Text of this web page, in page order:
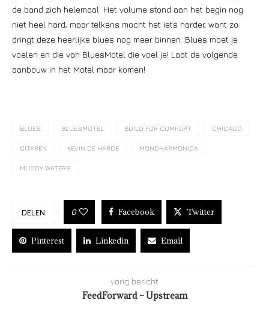
de band zich helemaal. Het volume stond aan het begin nog
niet heel hard, maar telkens mocht het iets harder, want zo
dringt deze heerlijke blues nog meer binnen. Blues moet je
voelen en die van BluesMotel die voel je! Laat de volgende
aanbouw in het Motel maar komen!
BLUES BLUESMOTEL BUILD FOR COMFORT CHICAGO
GITAREN KEVIN DE HARDE MONDHARMONICA
MUDDY WATERS
DELEN 0 Facebook Twitter
Pinterest Linkedin Email
vorig bericht
FeedForward – Upstream